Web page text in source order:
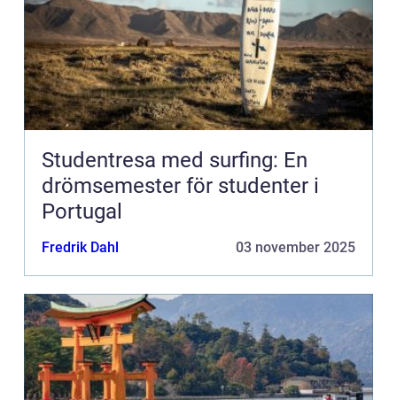
Studentresa med surfing: En
drömsemester för studenter i
Portugal
Fredrik Dahl 03 november 2025